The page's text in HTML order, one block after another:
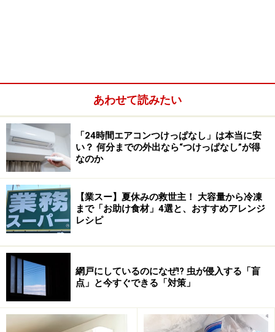
す。故意にせよ無意識で間違えたにせよ、間違われた側
は自分の傘がなくなってしまうので困った事態になりま
す。それを防いでくれるのが、100円ショップの「傘グ
リッパー」。これはセリアやキャンドゥなど、多くの
100円ショップで見かけます。
傘の持ち手部分にかぶせることで、似たようなビニール
傘でも所有者をアピールすることが可能です。
のりもスナック菓子もパリパリ！「食品用
乾燥剤」
ダイソー「食品用乾燥剤」税込110円 JANコード：
4979909874530
あわせて読みたい
「24時間エアコンつけっぱなし」は本当に安
い？ 何分までの外出なら“つけっぱなし”が得
なのか
【業スー】夏休みの救世主！ 大容量から冷凍
まで「お助け食材」4選と、おすすめアレンジ
レシピ
網戸にしているのになぜ!? 虫が侵入する「盲
点」と今すぐできる「対策」